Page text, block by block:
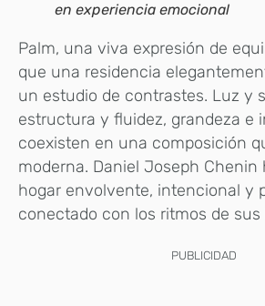
en experiencia emocional
Palm, una viva expresión de
que una residencia
un estudio de contrastes. Luz y
estructura y fluidez, grandeza e
coexisten en una composición
moderna. Daniel Joseph Chenin
hogar envolvente, intencional y
conectado con los ritmos de
PUBLICIDAD